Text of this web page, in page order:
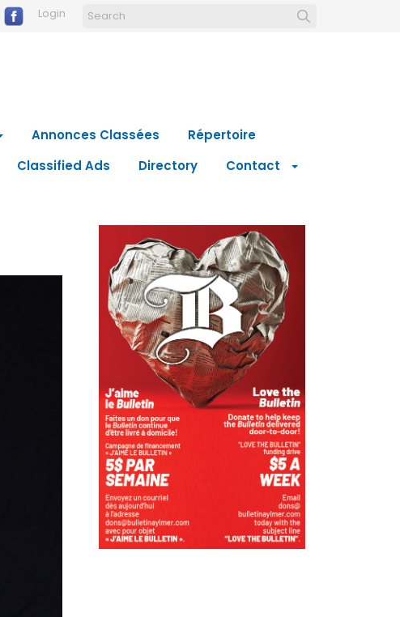
Login
Annonces Classées
Répertoire
Classified Ads Directory Contact